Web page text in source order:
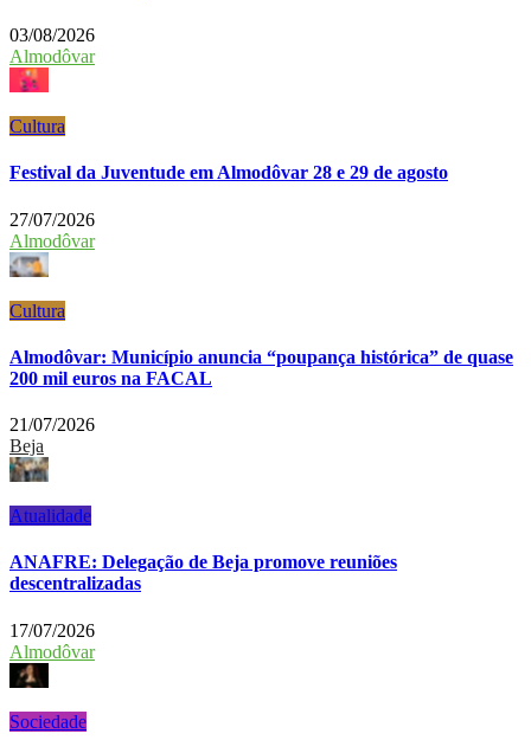
03/08/2026
Almodôvar
Cultura
Festival da Juventude em Almodôvar 28 e 29 de agosto
27/07/2026
Almodôvar
Cultura
Almodôvar: Município anuncia “poupança histórica” de quase
200 mil euros na FACAL
21/07/2026
Beja
Atualidade
ANAFRE: Delegação de Beja promove reuniões
descentralizadas
17/07/2026
Almodôvar
Sociedade